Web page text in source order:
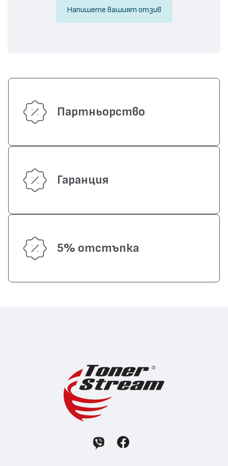
Напишете вашият отзив
Партньорство
Гаранция
5% отстъпка